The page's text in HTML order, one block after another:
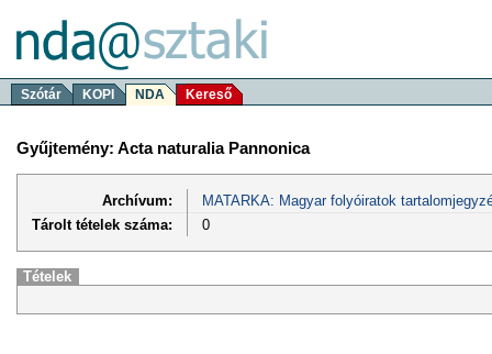
Szótár KOPI NDA Kereső
Gyűjtemény: Acta naturalia Pannonica
Archívum:
MATARKA: Magyar folyóiratok
Tárolt tételek száma:
0
Tételek